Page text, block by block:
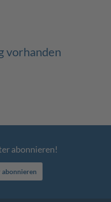
vorhanden
abonnieren!